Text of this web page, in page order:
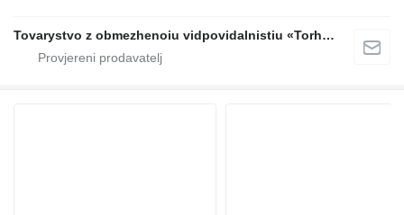
Tovarystvo z obmezhenoiu vidpovidalnistiu «Torhovyi Dim Ahro Partnery»